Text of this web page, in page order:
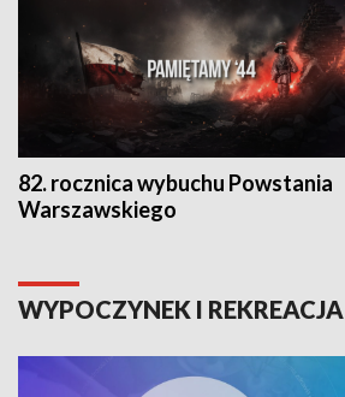
82. rocznica wybuchu Powstania
Warszawskiego
WYPOCZYNEK I REKREACJA